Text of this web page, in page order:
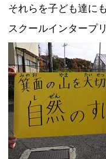
それらを子ども達に
スクールインタープ